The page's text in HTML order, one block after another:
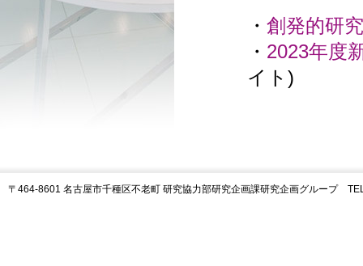
・ 創発的研
・ 2023年度
イト)
〒464-8601 名古屋市千種区不老町 研究協力部研究企画課研究企画グループ